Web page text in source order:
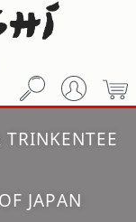
TRINKENTEE
JAPAN